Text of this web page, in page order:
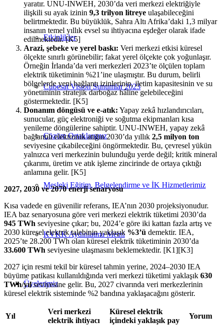
Etkinlikler
Cubesat Vision Sunumlar 2023
Çözüm Ortaklarımız
Mesleki Eğitim, Belgelendirme ve İK Hizmetlerimiz
KVKK Aydınlatma Metni
Üyelerimiz
yaratır. UNU-INWEH, 2030’da veri merkezi elektriğiyle
ilişkili su ayak izinin 9,3 trilyon litreye ulaşabileceğini
belirtmektedir. Bu büyüklük, Sahra Altı Afrika’daki 1,3 milyar
insanın temel yıllık evsel su ihtiyacına eşdeğer olarak ifade
edilmektedir. [K5]
Arazi, şebeke ve yerel baskı: Veri merkezi etkisi küresel
ölçekte sınırlı görünebilir; fakat yerel ölçekte çok yoğunlaşır.
Örneğin İrlanda’da veri merkezleri 2023’te ölçülen toplam
elektrik tüketiminin %21’ine ulaşmıştır. Bu durum, belirli
bölgelerde yeni bağlantı izinlerinin, iletim kapasitesinin ve su
yönetiminin stratejik darboğaz hâline gelebileceğini
göstermektedir. [K5]
Donanım döngüsü ve e-atık: Yapay zekâ hızlandırıcıları,
sunucular, güç elektroniği ve soğutma ekipmanları kısa
yenileme döngülerine sahiptir. UNU-INWEH, yapay zekâ
bağlantılı elektronik atığın 2030’da yıllık 2,5 milyon ton
seviyesine çıkabileceğini öngörmektedir. Bu, çevresel yükün
yalnızca veri merkezinin bulunduğu yerde değil; kritik mineral
çıkarımı, üretim ve atık işleme zincirinde de ortaya çıktığı
anlamına gelir. [K5]
2027, 2030 ve 2070 enerji senaryosu
Kısa vadede en güvenilir referans, IEA’nın 2030 projeksiyonudur.
IEA baz senaryosuna göre veri merkezi elektrik tüketimi 2030’da
945 TWh seviyesine çıkar; bu, 2024’e göre iki kattan fazla artış ve
2030 küresel elektrik talebinin yaklaşık %3’ü demektir. IEA,
2025’te 28.200 TWh olan küresel elektrik tüketiminin 2030’da
33.600 TWh seviyesine ulaşmasını beklemektedir. [K1][K3]
2027 için resmi tekil bir küresel tahmin yerine, 2024–2030 IEA
büyüme patikası kullanıldığında veri merkezi tüketimi yaklaşık 630
TWh/yılseviyesine gelir. Bu, 2027 civarında veri merkezlerinin
küresel elektrik sisteminde %2 bandına yaklaşacağını gösterir.
Yıl
Veri merkezi
elektrik ihtiyacı
Küresel elektrik
içindeki yaklaşık pay
Yorum